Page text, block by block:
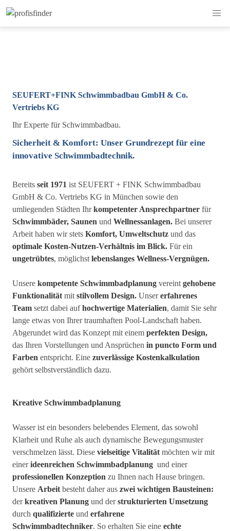
SEUFERT+FINK Schwimmbadbau GmbH & Co.
Vertriebs KG
Ihr Experte für Schwimmbadbau.
Sicherheit & Komfort: Unser Grundrezept für eine
innovative Schwimmbadtechnik.
Bereits seit 1971 ist SEUFERT + FINK Schwimmbadbau
GmbH & Co. Vertriebs KG in München sowie den
umliegenden Städten Ihrkompetenter Ansprechpartner für
Schwimmbäder, Saunen und Wellnessanlagen. Bei unserer
Arbeit haben wir stets Komfort, Umweltschutz und das
optimale Kosten-Nutzen-Verhältnis im Blick. Für ein
ungetrübtes, möglichst lebenslanges Wellness-Vergnügen.
Unsere kompetente Schwimmbadplanung vereint gehobene
Funktionalität mit stilvollem Design. Unsererfahrenes
Team setzt dabei aufhochwertige Materialien, damit Sie sehr
lange etwas von Ihrer traumhaften Pool-Landschaft haben.
Abgerundet wird das Konzept mit einem perfekten Design,
das Ihren Vorstellungen und Ansprüchen in puncto Form und
Farben entspricht. Eine zuverlässige Kostenkalkulation
gehört selbstverständlich dazu.
Kreative Schwimmbadplanung
Wasser ist ein besonders belebendes Element, das sowohl
Klarheit und Ruhe als auch dynamische Bewegungsmuster
verschmelzen lässt. Diese vielseitige Vitalität möchten wir mit
einerideenreichen Schwimmbadplanung und einer
professionellen Konzeption zu Ihnen nach Hause bringen.
Unsere Arbeit besteht daher aus zwei wichtigen Bausteinen:
derkreativen Planung und derstrukturierten Umsetzung
durch qualifizierte und erfahrene
Schwimmbadtechniker. So erhalten Sie eine echte